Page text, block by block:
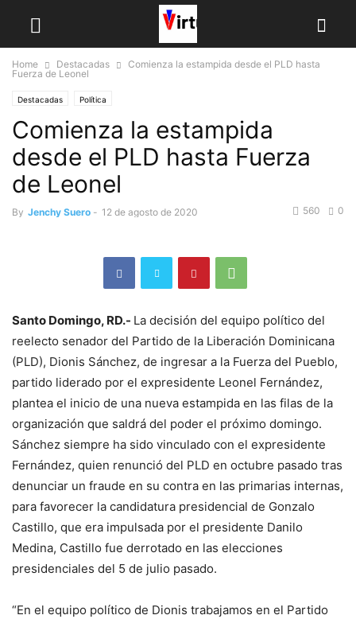
Home Destacadas
Comienza la estampida desde el PLD hasta
Fuerza de Leonel
Destacadas Política
Comienza la estampida
desde el PLD hasta Fuerza
de Leonel
By Jenchy Suero - 12 de agosto de 2020 0
560
Santo Domingo, RD.- La decisión del equipo po­lítico del
reelecto senador del Partido de la Libera­ción Dominicana
(PLD), Dionis Sánchez, de ingre­sar a la Fuerza del Pueblo,
partido liderado por el ex­presidente Leonel Fernán­dez,
plantea el inicio de una nueva estampida en las filas de la
organiza­ción que saldrá del poder el próximo domingo.
Sánchez siempre ha si­do vinculado con el expre­sidente
Fernández, quien renunció del PLD en octu­bre pasado tras
denunciar un fraude en su contra en las primarias internas,
pa­ra favorecer la candidatu­ra presidencial de Gonzalo
Castillo, que era impulsa­da por el presidente Dani­lo
Medina, Castillo fue de­rrotado en las elecciones
presidenciales del 5 de ju­lio pasado.
“En el equipo político de Dionis trabajamos en el Par­tido